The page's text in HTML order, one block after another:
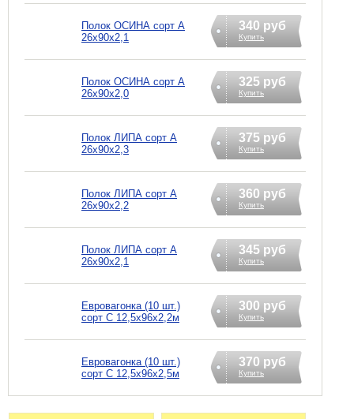
Полок ОСИНА сорт А
26х90х2,1
340 руб
Купить
Полок ОСИНА сорт А
26х90х2,0
325 руб
Купить
Полок ЛИПА сорт А
26х90х2,3
375 руб
Купить
Полок ЛИПА сорт А
26х90х2,2
360 руб
Купить
Полок ЛИПА сорт А
26х90х2,1
345 руб
Купить
Евровагонка (10 шт.)
сорт С 12,5х96х2,2м
300 руб
Купить
Евровагонка (10 шт.)
сорт С 12,5х96х2,5м
370 руб
Купить